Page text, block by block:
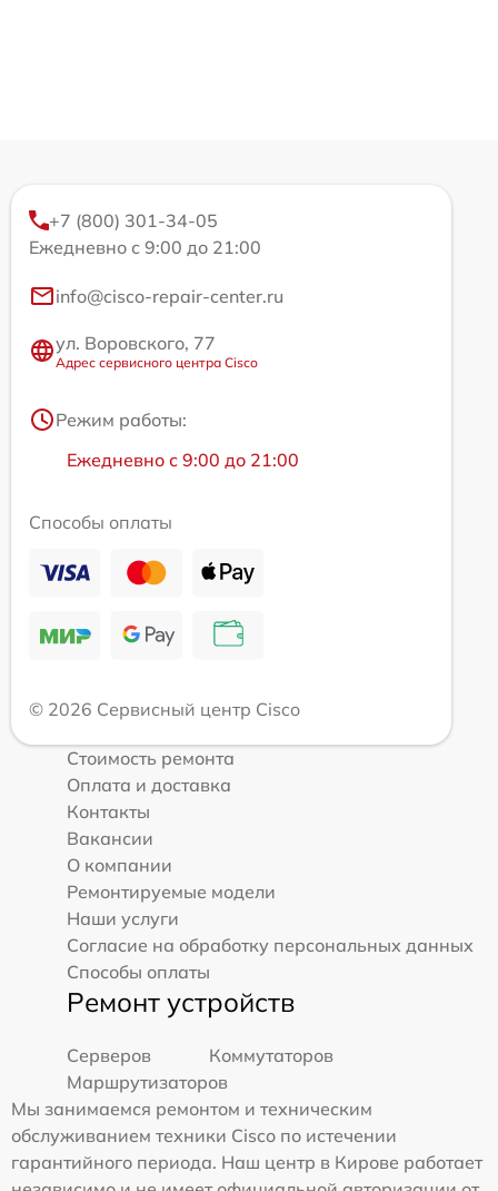
+7 (800) 301-34-05
Ежедневно с 9:00 до 21:00
info@cisco-repair-center.ru
ул. Воровского, 77
Адрес сервисного центра Cisco
Режим работы:
Ежедневно с 9:00 до 21:00
Способы оплаты
© 2026 Сервисный центр Cisco
Стоимость ремонта
Оплата и доставка
Контакты
Вакансии
О компании
Ремонтируемые модели
Наши услуги
Согласие на обработку персональных данных
Способы оплаты
Ремонт устройств
Серверов
Коммутаторов
Маршрутизаторов
Мы занимаемся ремонтом и техническим
обслуживанием техники Cisco по истечении
гарантийного периода. Наш центр в Кирове работает